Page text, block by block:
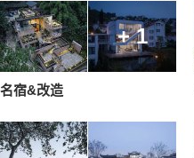
+ 1
名宿&改造